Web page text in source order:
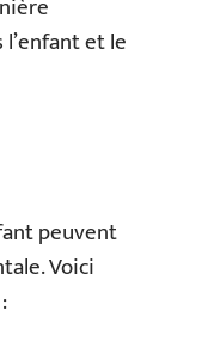
et le
peuvent
Voici